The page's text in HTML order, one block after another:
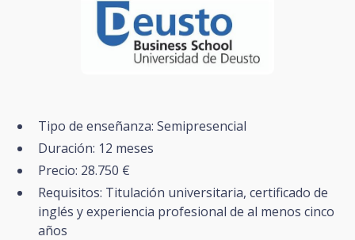
Tipo de enseñanza: Semipresencial
Duración: 12 meses
Precio: 28.750 €
Requisitos: Titulación universitaria, certificado de
inglés y experiencia profesional de al menos cinco
años